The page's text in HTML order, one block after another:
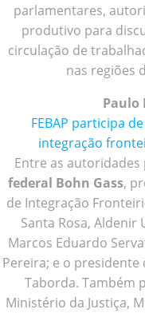
parlamentares,
produtivo para
circulação de
nas regiões
Paulo
FEBAP participa
integração
Entre as
federal Bohn Gass,
de Integração
Santa Rosa, Aldenir
Marcos Eduardo
Pereira; e o presidente
Taborda. Também
Ministério da Justiça,